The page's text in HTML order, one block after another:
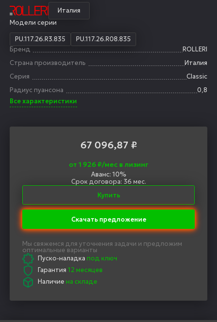
Италия
Модели серии
PU.117.26.R3.835
PU.117.26.R08.835
Бренд
ROLLERI
Страна производитель
Италия
Серия
Classic
Радиус пуансона
0,8
Все характеристики
67 096,87 ₽
от 1 926 ₽/мес в лизинг
Аванс: 10%
Срок договора: 36 мес.
Купить
Скачать предложение
Мы свяжемся для уточнения задачи и предложим
оптимальные варианты
Пуско-наладка под ключ
Гарантия 12 месяцев
Наличие на складе